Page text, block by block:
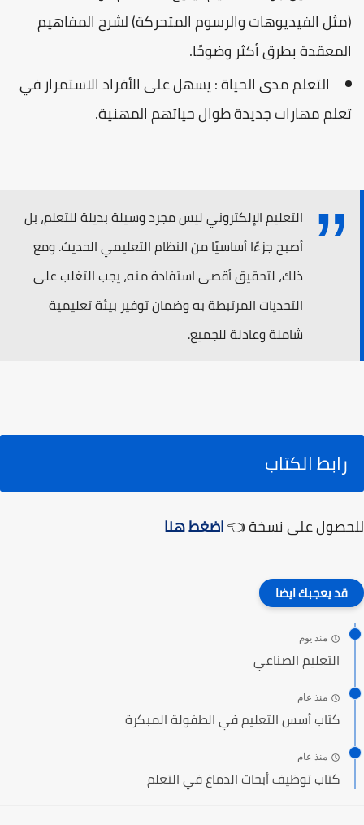
(مثل الفيديوهات والرسوم المتحركة) لشرح المفاهيم
المعقدة بطرق أكثر وضوحًا.
التعلم مدى الحياة : يسهل على الأفراد الاستمرار في
تعلم مهارات جديدة طوال حياتهم المهنية.
التعليم الإلكتروني ليس مجرد وسيلة بديلة للتعلم، بل
أصبح جزءًا أساسيًا من النظام التعليمي الحديث. ومع
ذلك، لتحقيق أقصى استفادة منه، يجب التغلب على
التحديات المرتبطة به وضمان توفير بيئة تعليمية
شاملة وعادلة للجميع.
رابط الكتاب
للحصول على نسخة 👈اضغط هنا
قد يعجبك ايضا
منذ يوم
التعليم الصناعي
منذ عام
كتاب أسس التعليم في الطفولة المبكرة
منذ عام
كتاب توظيف أبحاث الدماغ في التعلم